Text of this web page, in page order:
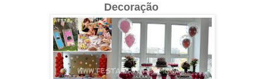
Decoração